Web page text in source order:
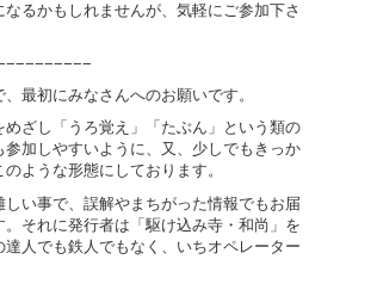
るかもしれませんが、気軽にご参加下さ
最初にみなさんへのお願いです。
ざし「うろ覚え」「たぶん」という類の
加しやすいように、又、少しでもきっか
ような形態にしております。
い事で、誤解やまちがった情報でもお届
それに発行者は「駆け込み寺・和尚」を
人でも鉄人でもなく、いちオペレーター